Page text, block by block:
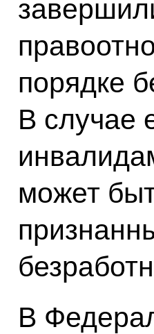
порядке
В случае
может
В